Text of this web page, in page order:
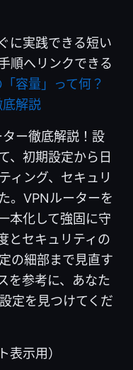
に実践できる短い
順へリンクできる
容量」って何？
底解説
ー徹底解説！設
、初期設定から日
ィング、セキュリ
。VPNルーターを
本化して強固に守
とセキュリティの
の細部まで見直す
を参考に、あなた
定を見つけてくだ
表示用）